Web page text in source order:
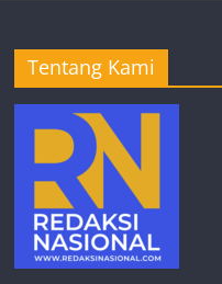
Tentang Kami